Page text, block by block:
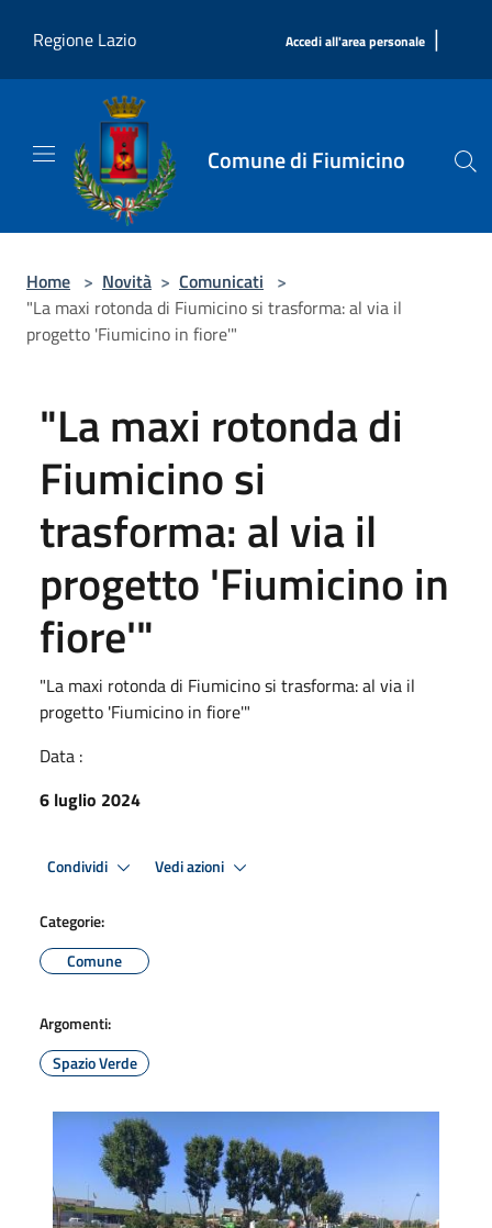
Regione Lazio
Accedi all'area personale |
Comune di Fiumicino
Home > Novità > Comunicati >
"La maxi rotonda di Fiumicino si trasforma: al via il
progetto 'Fiumicino in fiore'"
"La maxi rotonda di
Fiumicino si
trasforma: al via il
progetto 'Fiumicino in
fiore'"
"La maxi rotonda di Fiumicino si trasforma: al via il
progetto 'Fiumicino in fiore'"
Data :
6 luglio 2024
Condividi Vedi azioni
Categorie:
Comune
Argomenti:
Spazio Verde